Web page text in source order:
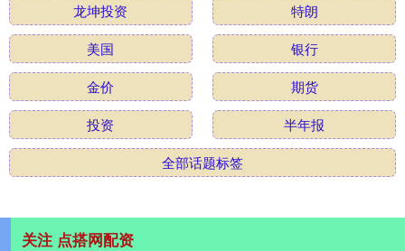
龙坤投资
特朗
美国
银行
金价
期货
投资
半年报
全部话题标签
关注 点搭网配资